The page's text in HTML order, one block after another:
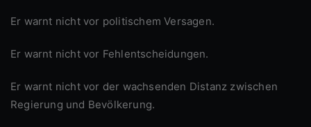
Er warnt nicht vor politischem Versagen.
Er warnt nicht vor Fehlentscheidungen.
Er warnt nicht vor der wachsenden Distanz zwischen
Regierung und Bevölkerung.